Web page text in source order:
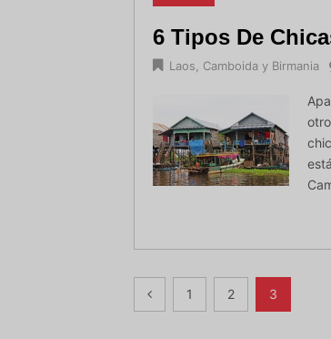
6 Tipos De
Laos, Camboida y Birmania
Navegación
1 2 3